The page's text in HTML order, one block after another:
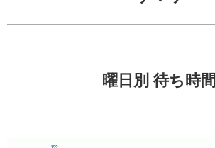
曜日別 待ち時間